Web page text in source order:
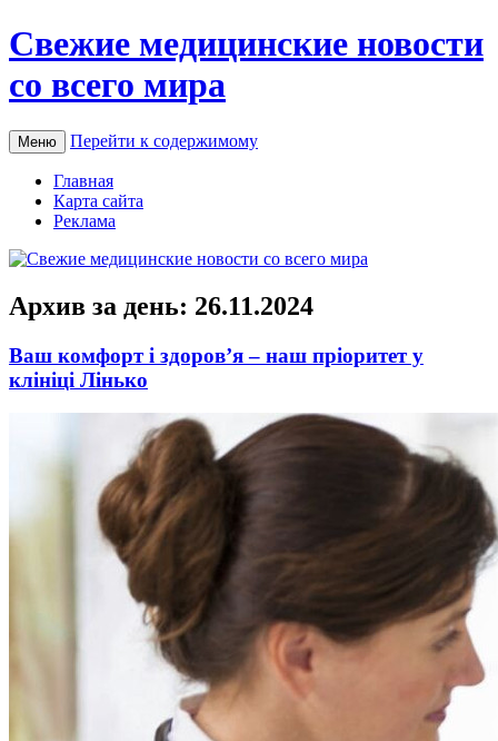
Свежие медицинские новости
со всего мира
Меню Перейти к содержимому
Главная
Карта сайта
Реклама
Архив за день: 26.11.2024
Ваш комфорт і здоров’я – наш пріоритет у
клініці Лінько